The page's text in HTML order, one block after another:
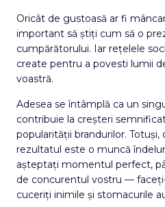
Oricât de gustoasă ar fi
important să știți cum să o
cumpărătorului. Iar rețelele
create pentru a povesti lumii
voastră.
Adesea se întâmplă ca un
contribuie la creșteri
popularității brandurilor.
rezultatul este o muncă
așteptați momentul perfect,
de concurentul vostru —
cuceriți inimile și stomacurile